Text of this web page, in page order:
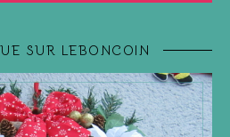
SUR LEBONCOIN